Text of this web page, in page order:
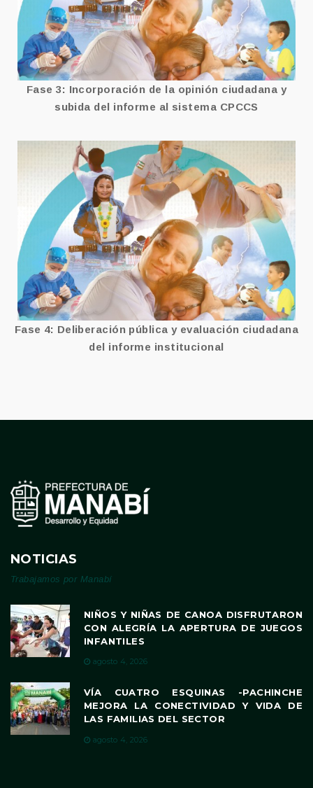
Ver más
Fase 3: Incorporación de la opinión ciudadana y
subida del informe al sistema CPCCS
FASE 4
Ver más
Fase 4: Deliberación pública y evaluación ciudadana
del informe institucional
NOTICIAS
Trabajamos por Manabí
NIÑOS Y NIÑAS DE CANOA DISFRUTARON
CON ALEGRÍA LA APERTURA DE JUEGOS
INFANTILES
agosto 4, 2026
VÍA CUATRO ESQUINAS -PACHINCHE
MEJORA LA CONECTIVIDAD Y VIDA DE
LAS FAMILIAS DEL SECTOR
agosto 4, 2026